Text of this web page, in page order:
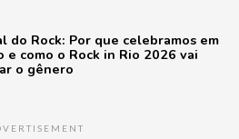
do Rock: Por que celebramos em
e como o Rock in Rio 2026 vai
o gênero